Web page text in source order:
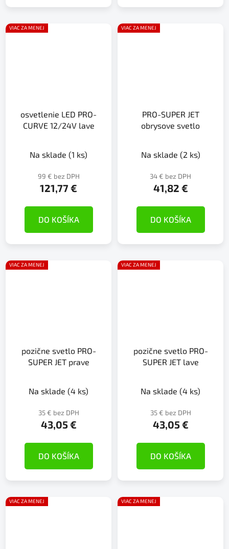
VIAC ZA MENEJ
osvetlenie LED PRO-
CURVE 12/24V lave
Na sklade (1 ks)
99 € bez DPH
121,77 €
DO KOŠÍKA
VIAC ZA MENEJ
PRO-SUPER JET
obrysove svetlo
Na sklade (2 ks)
34 € bez DPH
41,82 €
DO KOŠÍKA
VIAC ZA MENEJ
pozične svetlo PRO-
SUPER JET prave
Na sklade (4 ks)
35 € bez DPH
43,05 €
DO KOŠÍKA
VIAC ZA MENEJ
pozične svetlo PRO-
SUPER JET lave
Na sklade (4 ks)
35 € bez DPH
43,05 €
DO KOŠÍKA
VIAC ZA MENEJ VIAC ZA MENEJ